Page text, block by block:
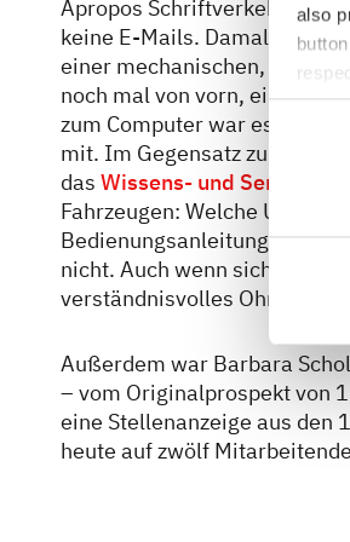
also
the
Apropos Schriftverkehr – zu
keine E-Mails. Damals hieß
einer mechanischen, später
noch mal von vorn, eine
zum Computer war es ein
mit. Im Gegensatz zu früher
das Wissens- und
Fahrzeugen: Welche
Bedienungsanleitungen?
nicht. Auch wenn sich viel
verständnisvolles Ohr für
Außerdem war Barbara
– vom Originalprospekt von
eine Stellenanzeige aus den
heute auf zwölf